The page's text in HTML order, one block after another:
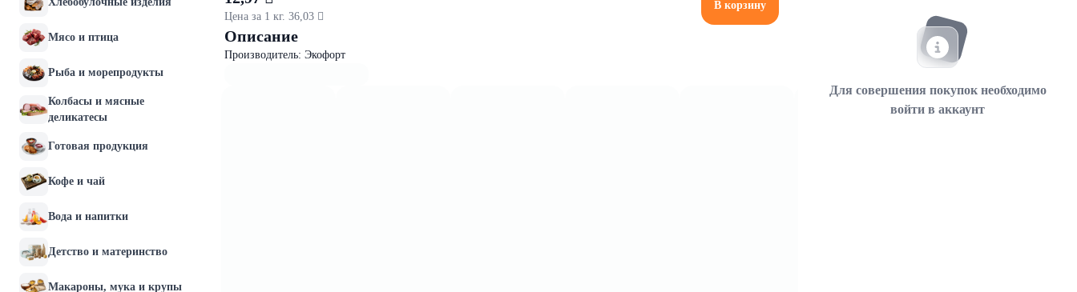
Мясо и птица
Рыба и морепродукты
Колбасы и мясные
деликатесы
Готовая продукция
Кофе и чай
Вода и напитки
Детство и материнство
Макароны, мука и крупы
Цена за 1 кг. 36,03 
В корзину
Описание
Производитель: Экофорт
Для совершения покупок необходимо
войти в аккаунт